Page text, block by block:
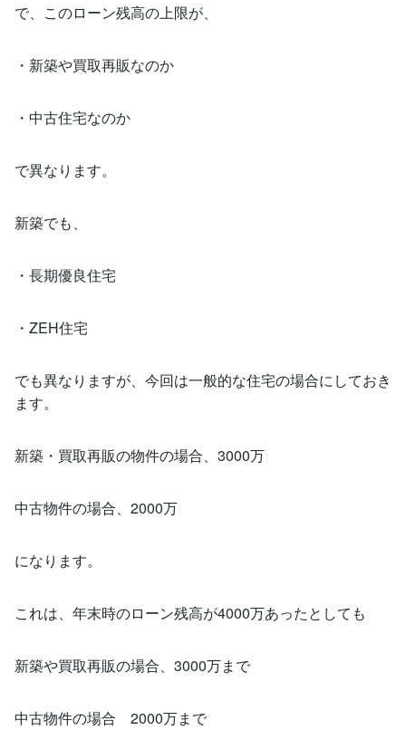
で、このローン残高の上限が、
・新築や買取再販なのか
・中古住宅なのか
で異なります。
新築でも、
・長期優良住宅
・ZEH住宅
でも異なりますが、今回は一般的な住宅の場合にしておき
ます。
新築・買取再販の物件の場合、3000万
中古物件の場合、2000万
になります。
これは、年末時のローン残高が4000万あったとしても
新築や買取再販の場合、3000万まで
中古物件の場合 2000万まで